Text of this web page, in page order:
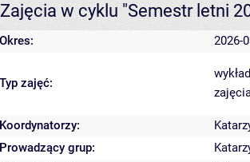
Zajęcia w cyklu "Semestr letni
Okres: 2026-
Typ zajęć:
Koordynatorzy:
Prowadzący grup: